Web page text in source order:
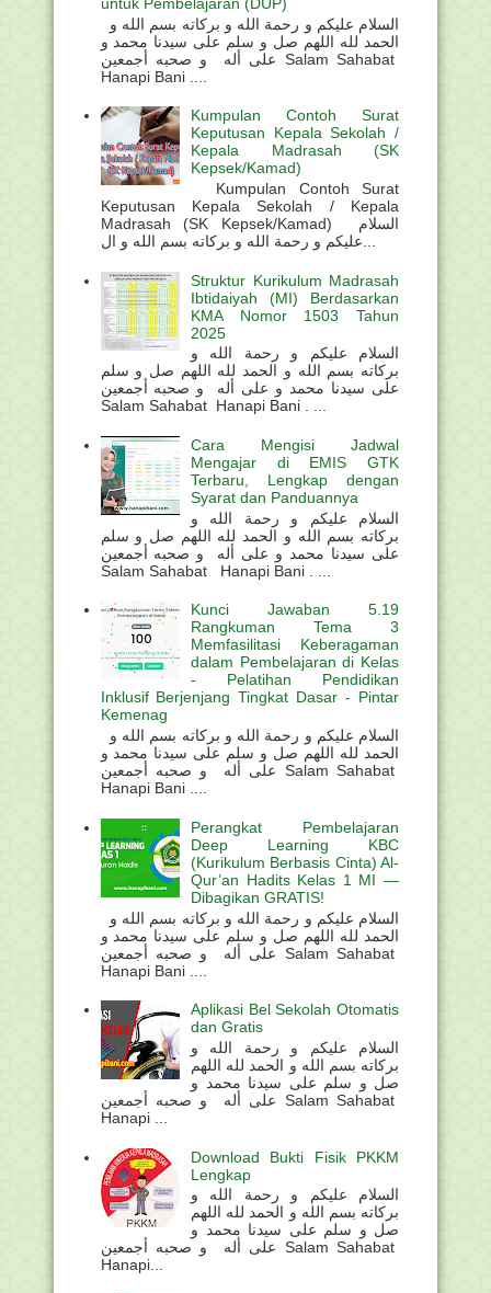
الحمد لله اللهم صل و سلم على سيدنا محمد و
على أله و صحبه أجمعين Salam Sahabat
Hanapi Bani ....
Kumpulan Contoh Surat
Keputusan Kepala Sekolah /
Kepala Madrasah (SK
Kepsek/Kamad)
Kumpulan Contoh Surat
Keputusan Kepala Sekolah / Kepala
Madrasah (SK Kepsek/Kamad) السلام
Struktur Kurikulum Madrasah
Ibtidaiyah (MI) Berdasarkan
KMA Nomor 1503 Tahun
2025
السلام عليكم و رحمة الله و
بركاته بسم الله و الحمد لله اللهم صل و سلم
على سيدنا محمد و على أله و صحبه أجمعين
Salam Sahabat Hanapi Bani . ...
Cara Mengisi Jadwal
Mengajar di EMIS GTK
Terbaru, Lengkap dengan
Syarat dan Panduannya
السلام عليكم و رحمة الله و
بركاته بسم الله و الحمد لله اللهم صل و سلم
على سيدنا محمد و على أله و صحبه أجمعين
Salam Sahabat Hanapi Bani . ...
Kunci Jawaban 5.19
Rangkuman Tema 3
Memfasilitasi Keberagaman
dalam Pembelajaran di Kelas
- Pelatihan Pendidikan
Inklusif Berjenjang Tingkat Dasar - Pintar
Kemenag
الحمد لله اللهم صل و سلم على سيدنا محمد و
على أله و صحبه أجمعين Salam Sahabat
Hanapi Bani ....
Perangkat Pembelajaran
Deep Learning KBC
(Kurikulum Berbasis Cinta) Al-
Qur’an Hadits Kelas 1 MI —
Dibagikan GRATIS!
الحمد لله اللهم صل و سلم على سيدنا محمد و
على أله و صحبه أجمعين Salam Sahabat
Hanapi Bani ....
Aplikasi Bel Sekolah Otomatis
dan Gratis
السلام عليكم و رحمة الله و
بركاته بسم الله و الحمد لله اللهم
صل و سلم على سيدنا محمد و
على أله و صحبه أجمعين Salam Sahabat
Hanapi ...
Download Bukti Fisik PKKM
Lengkap
السلام عليكم و رحمة الله و
بركاته بسم الله و الحمد لله اللهم
صل و سلم على سيدنا محمد و
على أله و صحبه أجمعين Salam Sahabat
Hanapi...